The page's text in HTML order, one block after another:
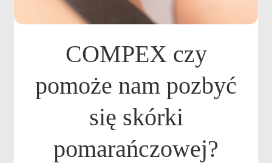
COMPEX czy
pomoże nam pozbyć
się skórki
pomarańczowej?